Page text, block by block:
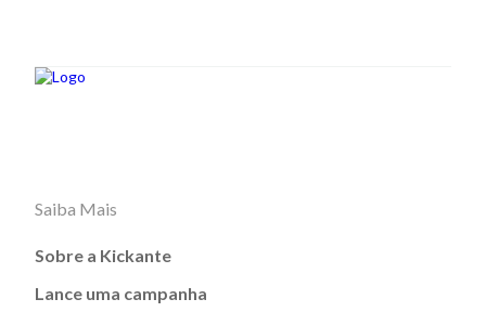
Saiba Mais
Sobre a Kickante
Lance uma campanha